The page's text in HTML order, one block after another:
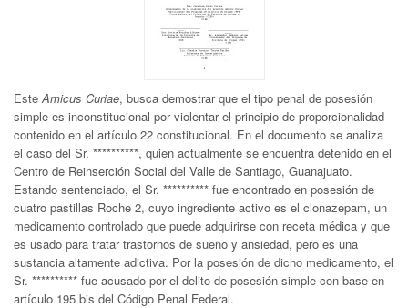
EsteAmicus Curiae, busca demostrar que el tipo penal de posesión
simple es inconstitucional por violentar el principio de proporcionalidad
contenido en el artículo 22 constitucional. En el documento se analiza
el caso del Sr. **********, quien actualmente se encuentra detenido en el
Centro de Reinserción Social del Valle de Santiago, Guanajuato.
Estando sentenciado, el Sr. ********** fue encontrado en posesión de
cuatro pastillas Roche 2, cuyo ingrediente activo es el clonazepam, un
medicamento controlado que puede adquirirse con receta médica y que
es usado para tratar trastornos de sueño y ansiedad, pero es una
sustancia altamente adictiva. Por la posesión de dicho medicamento, el
Sr. ********** fue acusado por el delito de posesión simple con base en
artículo 195 bis del Código Penal Federal.